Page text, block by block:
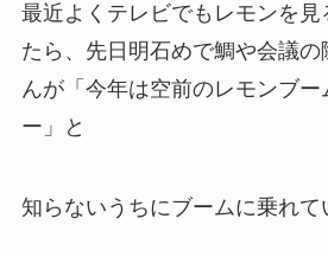
最近よくテレビでもレモンを見
たら、先日明石めで鯛や会議の
んが「今年は空前のレモンブー
ー」と
知らないうちにブームに乗れて